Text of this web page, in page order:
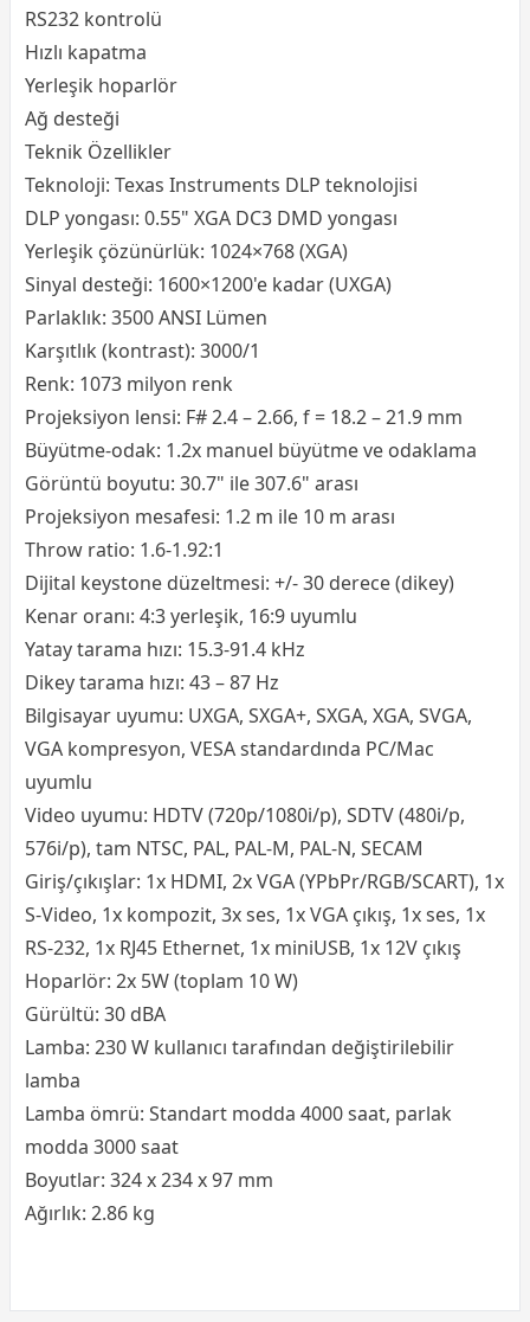
RS232 kontrolü
Hızlı kapatma
Yerleşik hoparlör
Ağ desteği
Teknik Özellikler
Teknoloji: Texas Instruments DLP teknolojisi
DLP yongası: 0.55" XGA DC3 DMD yongası
Yerleşik çözünürlük: 1024×768 (XGA)
Sinyal desteği: 1600×1200'e kadar (UXGA)
Parlaklık: 3500 ANSI Lümen
Karşıtlık (kontrast): 3000/1
Renk: 1073 milyon renk
Projeksiyon lensi: F# 2.4 – 2.66, f = 18.2 – 21.9 mm
Büyütme-odak: 1.2x manuel büyütme ve odaklama
Görüntü boyutu: 30.7" ile 307.6" arası
Projeksiyon mesafesi: 1.2 m ile 10 m arası
Throw ratio: 1.6-1.92:1
Dijital keystone düzeltmesi: +/- 30 derece (dikey)
Kenar oranı: 4:3 yerleşik, 16:9 uyumlu
Yatay tarama hızı: 15.3-91.4 kHz
Dikey tarama hızı: 43 – 87 Hz
Bilgisayar uyumu: UXGA, SXGA+, SXGA, XGA, SVGA,
VGA kompresyon, VESA standardında PC/Mac
uyumlu
Video uyumu: HDTV (720p/1080i/p), SDTV (480i/p,
576i/p), tam NTSC, PAL, PAL-M, PAL-N, SECAM
Giriş/çıkışlar: 1x HDMI, 2x VGA (YPbPr/RGB/SCART), 1x
S-Video, 1x kompozit, 3x ses, 1x VGA çıkış, 1x ses, 1x
RS-232, 1x RJ45 Ethernet, 1x miniUSB, 1x 12V çıkış
Hoparlör: 2x 5W (toplam 10 W)
Gürültü: 30 dBA
Lamba: 230 W kullanıcı tarafından değiştirilebilir
lamba
Lamba ömrü: Standart modda 4000 saat, parlak
modda 3000 saat
Boyutlar: 324 x 234 x 97 mm
Ağırlık: 2.86 kg